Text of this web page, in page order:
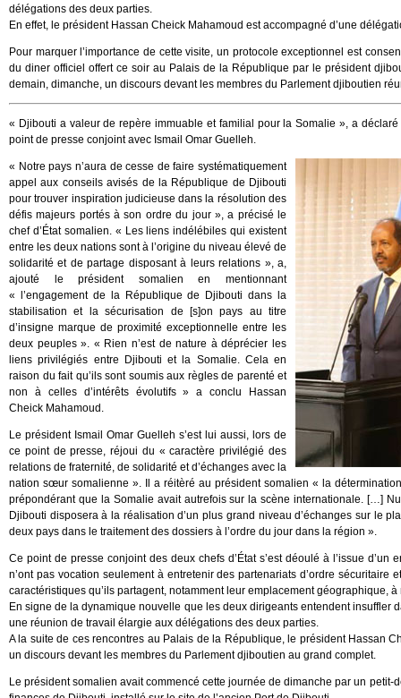
délégations des deux parties.
En effet, le président Hassan Cheick Mahamoud est accompagné d’une
Pour marquer l’importance de cette visite, un protocole exceptionnel est
du diner officiel offert ce soir au Palais de la République par le président
demain, dimanche, un discours devant les membres du Parlement djiboutien
« Djibouti a valeur de repère immuable et familial pour la Somalie », a
point de presse conjoint avec Ismail Omar Guelleh.
« Notre pays n’aura de cesse de faire systématiquement
appel aux conseils avisés de la République de Djibouti
pour trouver inspiration judicieuse dans la résolution des
défis majeurs portés à son ordre du jour », a précisé le
chef d’État somalien. « Les liens indélébiles qui existent
entre les deux nations sont à l’origine du niveau élevé de
solidarité et de partage disposant à leurs relations », a,
ajouté le président somalien en mentionnant
« l’engagement de la République de Djibouti dans la
stabilisation et la sécurisation de [s]on pays au titre
d’insigne marque de proximité exceptionnelle entre les
deux peuples ». « Rien n’est de nature à déprécier les
liens privilégiés entre Djibouti et la Somalie. Cela en
raison du fait qu’ils sont soumis aux règles de parenté et
non à celles d’intérêts évolutifs » a conclu Hassan
Cheick Mahamoud.
Le président Ismail Omar Guelleh s’est lui aussi, lors de
ce point de presse, réjoui du « caractère privilégié des
relations de fraternité, de solidarité et d’échanges avec la
nation sœur somalienne ». Il a réitèré au président somalien « la
prépondérant que la Somalie avait autrefois sur la scène internationale. […]
Djibouti disposera à la réalisation d’un plus grand niveau d’échanges sur le
deux pays dans le traitement des dossiers à l’ordre du jour dans la région ».
Ce point de presse conjoint des deux chefs d’État s’est déoulé à l’issue
n’ont pas vocation seulement à entretenir des partenariats d’ordre
caractéristiques qu’ils partagent, notamment leur emplacement
En signe de la dynamique nouvelle que les deux dirigeants entendent insuffler
une réunion de travail élargie aux délégations des deux parties.
A la suite de ces rencontres au Palais de la République, le président Hassan
un discours devant les membres du Parlement djiboutien au grand complet.
Le président somalien avait commencé cette journée de dimanche par un